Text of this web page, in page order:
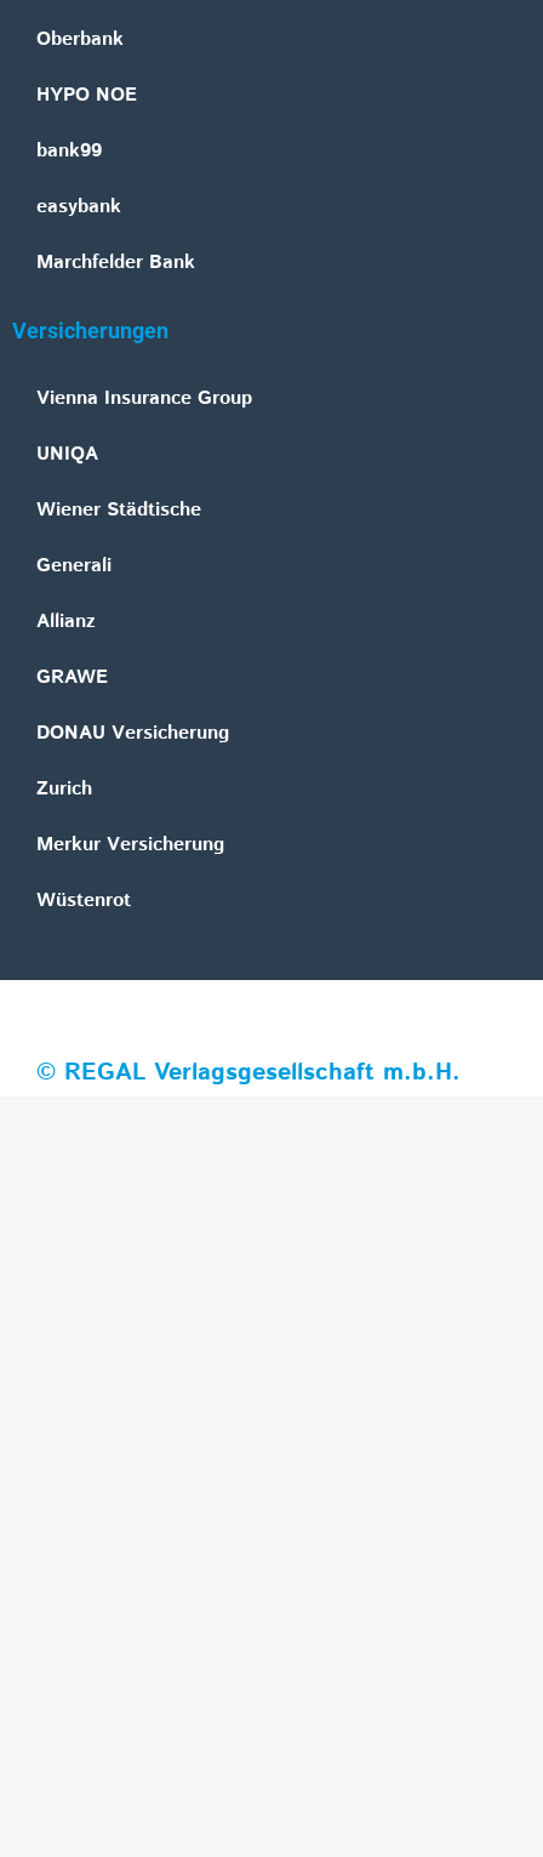
Oberbank
HYPO NOE
bank99
easybank
Marchfelder Bank
Versicherungen
Vienna Insurance Group
UNIQA
Wiener Städtische
Generali
Allianz
GRAWE
DONAU Versicherung
Zurich
Merkur Versicherung
Wüstenrot
© REGAL Verlagsgesellschaft m.b.H.